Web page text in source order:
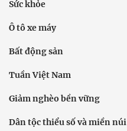
Sức khỏe
Ô tô xe máy
Bất động sản
Tuần Việt Nam
Giảm nghèo bền vững
Dân tộc thiểu số và miền núi